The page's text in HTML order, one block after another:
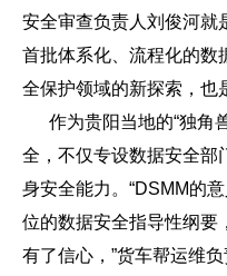
安全审查负责人刘俊河就
首批体系化、流程化的数
全保护领域的新探索，也
作为贵阳当地的“独角
全，不仅专设数据安全部
身安全能力。“DSMM的
位的数据安全指导性纲要
有了信心，”货车帮运维